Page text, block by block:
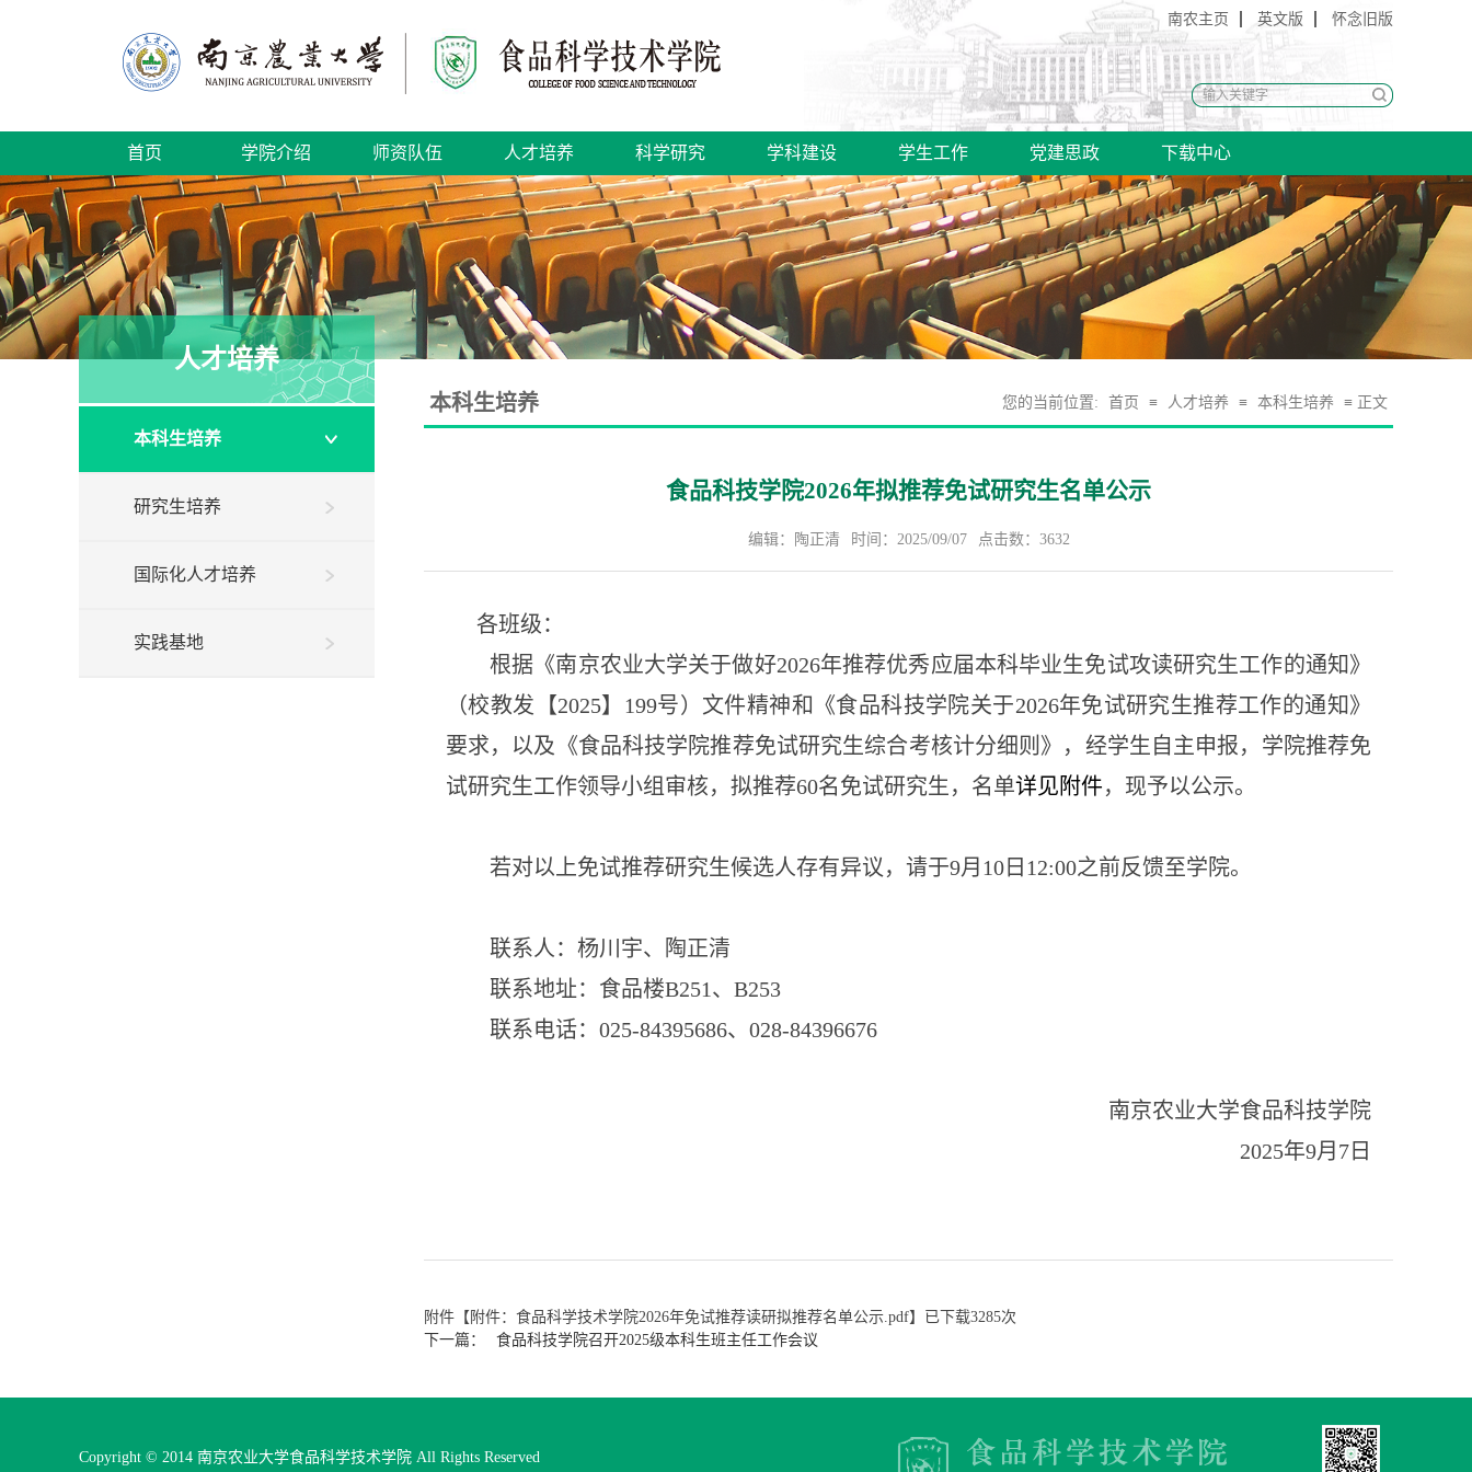
南农主页 英文版 怀念旧版
首页 学院介绍 师资队伍 人才培养 科学研究 学科建设 学生工作 党建思政 下载中心
人才培养
本科生培养
研究生培养
国际化人才培养
实践基地
您的当前位置: 首页 ≡ 人才培养 ≡ 本科生培养 ≡ 正文
本科生培养
食品科技学院2026年拟推荐免试研究生名单公示
编辑：陶正清 时间：2025/09/07 点击数： 3632
各班级：
根据《南京农业大学关于做好2026年推荐优秀应届本科毕业生免试攻读研究生工作的通知》
（校教发【2025】 199号）文件精神和《食品科技学院关于2026年免试研究生推荐工作的通知》
要求，以及《食品科技学院推荐免试研究生综合考核计分细则》，经学生自主申报，学院推荐免
试研究生工作领导小组审核，拟推荐60名免试研究生，名单详见附件，现予以公示。
若对以上免试推荐研究生候选人存有异议，请于9月 10 日 12:00之前反馈至学院。
联系人：杨川宇、陶正清
联系地址：食品楼B251、 B253
联系电话： 025-84395686、 028-84396676
南京农业大学食品科技学院
2025年9月 7 日
附件【 附件：食品科学技术学院2026年免试推荐读研拟推荐名单公示.pdf】已下载3285次
下一篇：
食品科技学院召开2025级本科生班主任工作会议
Copyright © 2014 南京农业大学食品科学技术学院 All Rights Reserved